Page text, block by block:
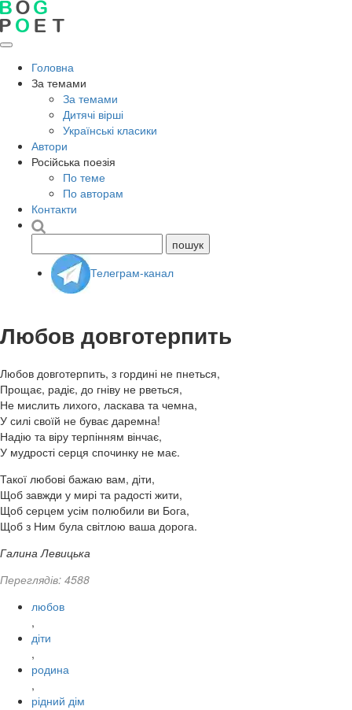
Головна
За темами
За темами
Дитячі вірші
Українські класики
Автори
Російська поезія
По теме
По авторам
Контакти
Телеграм-канал
Любов довготерпить
Любов довготерпить, з гордині не пнеться,
Прощає, радіє, до гніву не рветься,
Не мислить лихого, ласкава та чемна,
У силі своїй не буває даремна!
Надію та віру терпінням вінчає,
У мудрості серця спочинку не має.
Такої любові бажаю вам, діти,
Щоб завжди у мирі та радості жити,
Щоб серцем усім полюбили ви Бога,
Щоб з Ним була світлою ваша дорога.
Галина Левицька
Переглядів: 4588
любов
,
діти
,
родина
,
рідний дім